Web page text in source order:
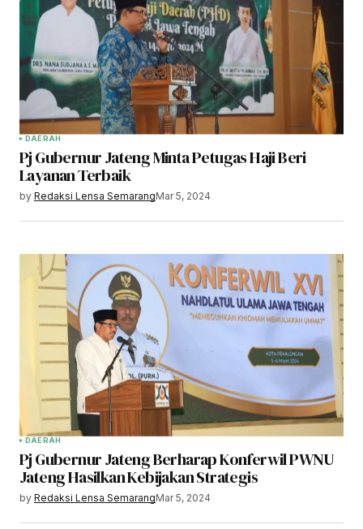
DAERAH
Pj Gubernur Jateng Minta Petugas Haji Beri
Layanan Terbaik
by Redaksi Lensa SemarangMar 5, 2024
DAERAH
Pj Gubernur Jateng Berharap Konferwil PWNU
Jateng Hasilkan Kebijakan Strategis
by Redaksi Lensa SemarangMar 5, 2024